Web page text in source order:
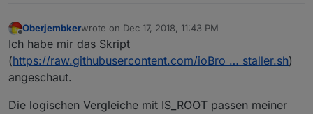
Offline
Oberjembkerwrote on Dec 17, 2018, 11:43 PM
last edited by
Ich habe mir das Skript
(https://raw.githubusercontent.com/ioBro … staller.sh)
angeschaut.
Die logischen Vergleiche mit IS_ROOT passen meiner